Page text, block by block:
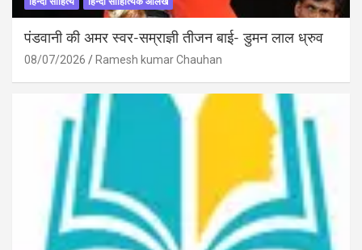
पंडवानी की अमर स्वर-सम्राज्ञी तीजन बाई- डुमन लाल ध्रुव
08/07/2026 Ramesh kumar Chauhan